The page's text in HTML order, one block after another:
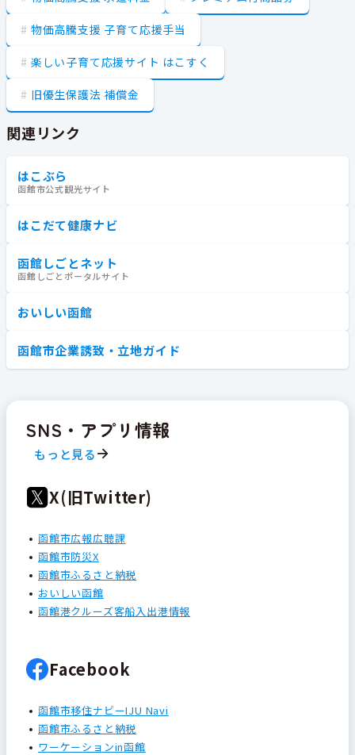
物価高騰支援 子育て応援手当
楽しい子育て応援サイト はこすく
旧優生保護法 補償金
関連リンク
はこぶら
函館市公式観光サイト
はこだて健康ナビ
函館しごとネット
函館しごとポータルサイト
おいしい函館
函館市企業誘致・立地ガイド
SNS・アプリ情報
もっと見る
X(旧Twitter)
函館市広報広聴課
函館市防災X
函館市ふるさと納税
おいしい函館
函館港クルーズ客船入出港情報
Facebook
函館市移住ナビーIJU Navi
函館市ふるさと納税
ワーケーションin函館